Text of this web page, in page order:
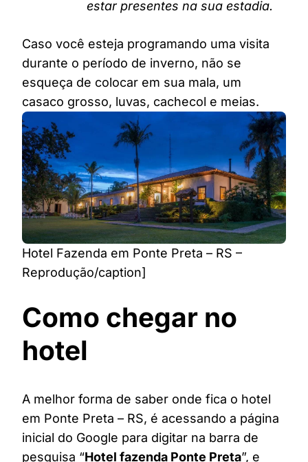
estar presentes na sua estadia.
Caso você esteja programando uma visita
durante o período de inverno, não se
esqueça de colocar em sua mala, um
casaco grosso, luvas, cachecol e meias.
Hotel Fazenda em Ponte Preta – RS –
Reprodução/caption]
Como chegar no
hotel
A melhor forma de saber onde fica o hotel
em Ponte Preta – RS, é acessando a página
inicial do Google para digitar na barra de
pesquisa “Hotel fazenda Ponte Preta”, e